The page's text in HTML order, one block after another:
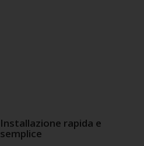
Installazione rapida e
semplice